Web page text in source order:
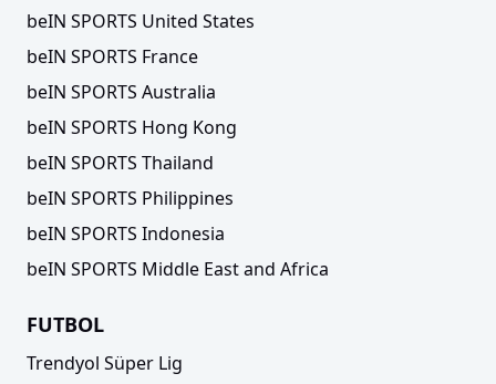
beIN SPORTS United States
beIN SPORTS France
beIN SPORTS Australia
beIN SPORTS Hong Kong
beIN SPORTS Thailand
beIN SPORTS Philippines
beIN SPORTS Indonesia
beIN SPORTS Middle East and Africa
FUTBOL
Trendyol Süper Lig